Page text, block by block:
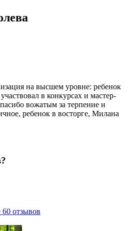
на высшем уровне: ребенок
в конкурсах и мастер-
вожатым за терпение и
ребенок в восторге, Милана
60 отзывов